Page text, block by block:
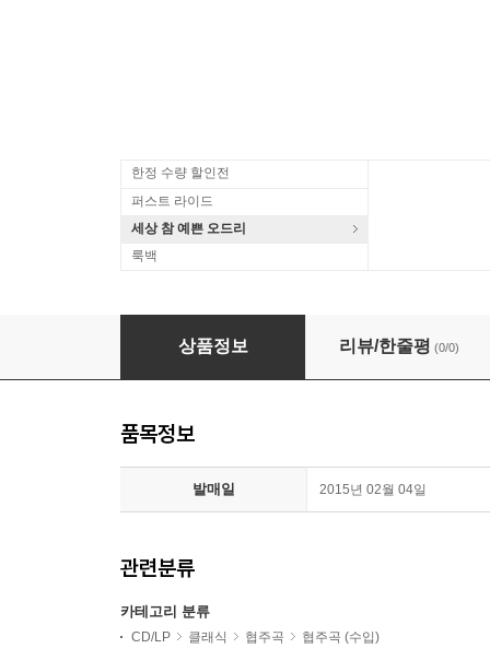
한정 수량 할인전
퍼스트 라이드
세상 참 예쁜 오드리
룩백
Giuliano Carmigola 알비노니: 협주곡
상품정보 리뷰/한줄평 (0/0)
품목정보
발매일 2015년 02월 04일
관련분류
카테고리 분류
CD/LP 클래식 협주곡 협주곡 (수입)